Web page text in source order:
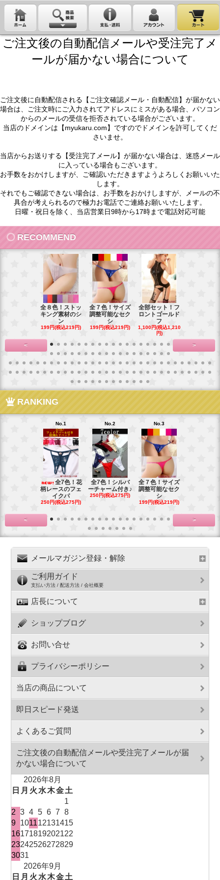
ご注文後の自動配信メールや受注完了メ
ールが届かない場合について
ご注文後に自動配信される【ご注文確認メール・自動配信】が届かない
場合は、ご注文時にご入力されてアドレスにミスがある場合、パソコン
からのメールの受信を拒否されている場合がございます。
当店のドメインは【myukaru.com】ですのでドメインを許可してくだ
さいませ。
当店からお送りする【受注完了メール】が届かない場合は、迷惑メール
に入っている場合もございます。
お手数をおかけしますが、ご確認いただきますようよろしくお願いいた
します。
それでもご確認できない場合は、お手数をおかけしますが、メールの不
具合が考えられるので極力お電話でご連絡お願いいたします。
日曜・祝日を除く、当店営業日9時から17時まで電話対応可能
RECOMMEND
全８色！ストッ
キング素材のシ
ン
199円(税込219円)
全７色！サイズ
調整可能なセク
シ
199円(税込219円)
全部セット！フ
ロントゴールド
フ
1,100円(税込1,210
円)
< >
RANKING
No.1
全7色！花
柄レースのフェ
イクパ
250円(税込275円)
No.2
全7色！シルバ
ーチャーム付き♪
250円(税込275円)
No.3
全７色！サイズ
調整可能なセク
シ
199円(税込219円)
< >
メールマガジン登録・解除
ご利用ガイド
支払い方法 / 配送方法 / 会社概要
店長について
ショップブログ
お問い合せ
プライバシーポリシー
当店の商品について
即日スピード発送
よくあるご質問
ご注文後の自動配信メールや受注完了メールが届
かない場合について
2026年8月
日 月 火 水木金土
1
2
3 4 5 6 7
8
9 101112131415
16171819202122
23242526272829
3031
2026年9月
日 月 火 水木金土